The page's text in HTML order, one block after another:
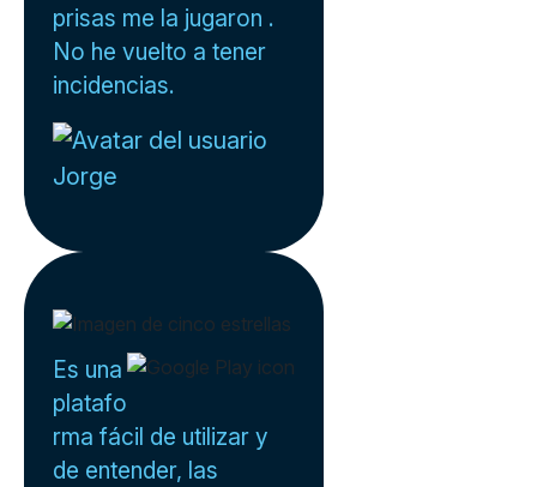
prisas me la jugaron .
No he vuelto a tener
incidencias.
Jorge
Es una
platafo
rma fácil de utilizar y
de entender, las